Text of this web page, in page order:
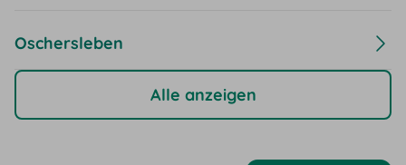
Oschersleben
Alle anzeigen